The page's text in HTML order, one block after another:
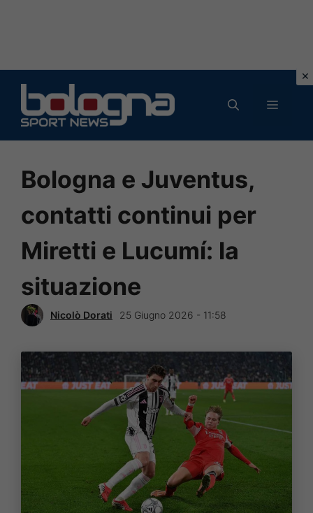
contenuto
MENU
Bologna e Juventus,
contatti continui per
Miretti e Lucumí: la
situazione
Nicolò Dorati 25 Giugno 2026 - 11:58